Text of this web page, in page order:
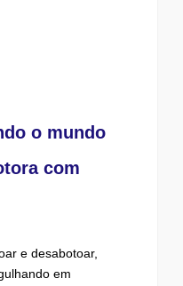
o mundo
com
e desabotoar,
em